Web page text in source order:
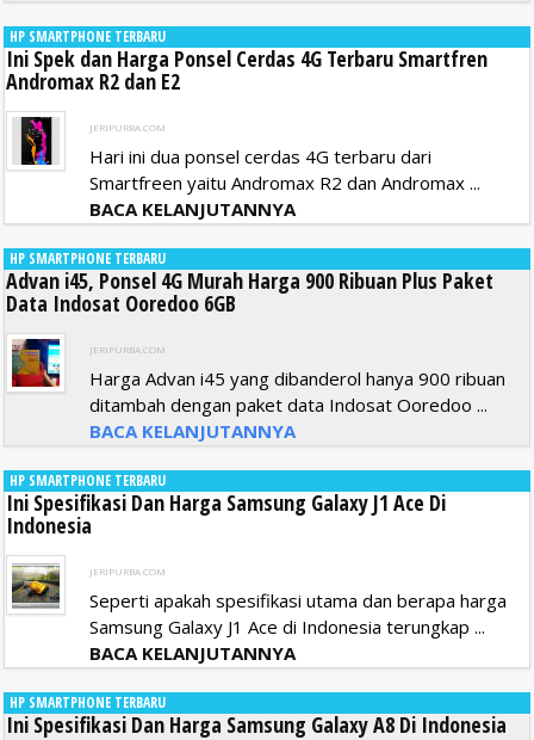
HP SMARTPHONE TERBARU
Ini Spek dan Harga Ponsel Cerdas 4G Terbaru Smartfren
Andromax R2 dan E2
JERIPURBA.COM
Hari ini dua ponsel cerdas 4G terbaru dari
Smartfreen yaitu Andromax R2 dan Andromax ...
BACA KELANJUTANNYA
HP SMARTPHONE TERBARU
Advan i45, Ponsel 4G Murah Harga 900 Ribuan Plus Paket
Data Indosat Ooredoo 6GB
JERIPURBA.COM
Harga Advan i45 yang dibanderol hanya 900 ribuan
ditambah dengan paket data Indosat Ooredoo ...
BACA KELANJUTANNYA
HP SMARTPHONE TERBARU
Ini Spesifikasi Dan Harga Samsung Galaxy J1 Ace Di
Indonesia
JERIPURBA.COM
Seperti apakah spesifikasi utama dan berapa harga
Samsung Galaxy J1 Ace di Indonesia terungkap ...
BACA KELANJUTANNYA
HP SMARTPHONE TERBARU
Ini Spesifikasi Dan Harga Samsung Galaxy A8 Di Indonesia